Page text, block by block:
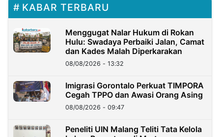
KABAR TERBARU
Menggugat Nalar Hukum di Rokan
Hulu: Swadaya Perbaiki Jalan, Camat
dan Kades Malah Diperkarakan
08/08/2026 - 13:32
Imigrasi Gorontalo Perkuat TIMPORA
Cegah TPPO dan Awasi Orang Asing
08/08/2026 - 09:47
Peneliti UIN Malang Teliti Tata Kelola